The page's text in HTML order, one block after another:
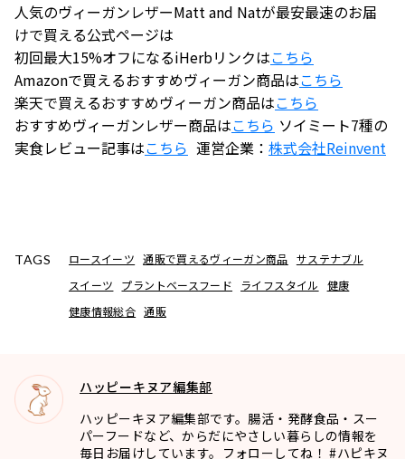
人気のヴィーガンレザーMatt and Natが最安最速のお届
けで買える公式ページは
初回最大15%オフになるiHerbリンクはこちら
Amazonで買えるおすすめヴィーガン商品はこちら
楽天で買えるおすすめヴィーガン商品はこちら
おすすめヴィーガンレザー商品はこちら ソイミート7種の
実食レビュー記事はこちら 運営企業： 株式会社Reinvent
TAGS ロースイーツ 通販で買えるヴィーガン商品 サステナブル
スイーツ
プラントベースフード ライフスタイル
健康
健康情報総合 通販
ハッピーキヌア編集部
ハッピーキヌア編集部です。腸活・発酵食品・スー
パーフードなど、からだにやさしい暮らしの情報を
毎日お届けしています。フォローしてね！ #ハピキヌ